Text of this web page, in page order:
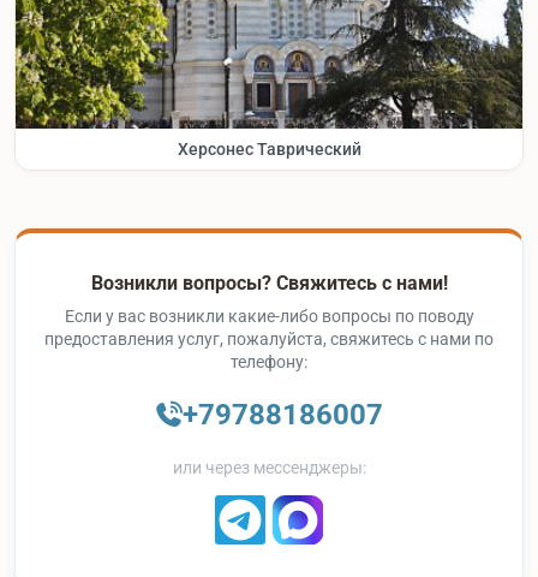
Херсонес Таврический
Возникли вопросы? Свяжитесь с нами!
Если у вас возникли какие-либо вопросы по поводу
предоставления услуг, пожалуйста, свяжитесь с нами по
телефону:
+79788186007
или через мессенджеры: